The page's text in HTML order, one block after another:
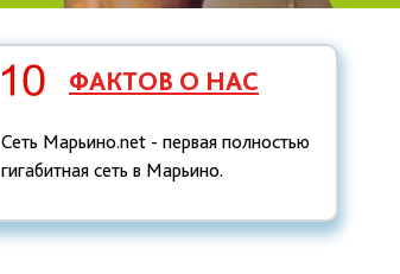
ФАКТОВ О НАС
Сеть Марьино.net - первая полностью
гигабитная сеть в Марьино.